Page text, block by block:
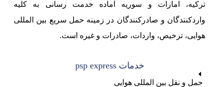
ترکیه، امارات و سوریه آماده خدمت رسانی به کلیه
واردکنندگان و صادرکنندگان در زمینه حمل سریع بین المللی
هوایی، ترخیص، واردات، صادرات و غیره است.
خدمات psp express
حمل و نقل بین المللی هوایی